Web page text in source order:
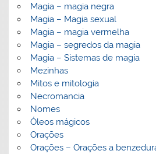
Magia – magia negra
Magia – Magia sexual
Magia – magia vermelha
Magia – segredos da magia
Magia – Sistemas de magia
Mezinhas
Mitos e mitologia
Necromancia
Nomes
Óleos mágicos
Orações
Orações – Orações a